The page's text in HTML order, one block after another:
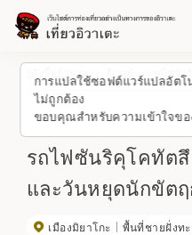
การแปลใช้ซอฟต์แวร์แปลอัต
ไม่ถูกต้อง
ขอบคุณสำหรับความเข้าใจข
กลับขึ้นด้านบน อีเวนต์ รถไฟซั
รถไฟซันริคุโคทัตสึ
และวันหยุดนักขัต
เมืองมิยาโกะ พื้นที่ชายฝั่งทะ